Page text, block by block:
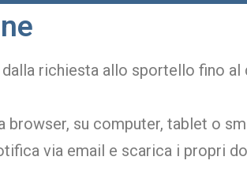
richiesta allo sportello fino al
browser, su computer, tablet o
via email e scarica i propri